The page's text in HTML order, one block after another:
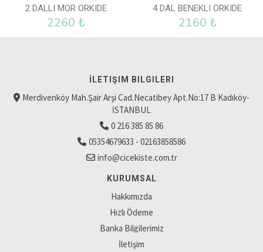
2 DALLI MOR ORKIDE
2260 ₺
4 DAL BENEKLI ORKIDE
2160 ₺
İLETIŞIM BILGILERI
Merdivenköy Mah.Şair Arşi Cad.Necatibey Apt.No:17 B Kadıköy-
İSTANBUL
0 216 385 85 86
05354679633 - 02163858586
info@cicekiste.com.tr
KURUMSAL
Hakkımızda
Hızlı Ödeme
Banka Bilgilerimiz
İletişim